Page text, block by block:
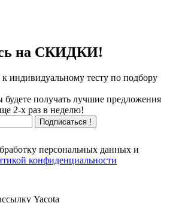
на СКИДКИ!
индивидуальному тесту по подбору
получать лучшие предложения
2-х раз в неделю!
Подписаться !
персональных данных и
конфиденциальности
Yacota